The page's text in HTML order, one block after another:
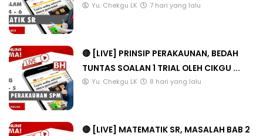
Yu. Chekgu LK 7 hari yang lalu
🔴 [LIVE] PRINSIP PERAKAUNAN, BEDAH
TUNTAS SOALAN 1 TRIAL OLEH CIKGU ...
Yu. Chekgu LK 8 hari yang lalu
🔴 [LIVE] MATEMATIK SR, MASALAH BAB 2